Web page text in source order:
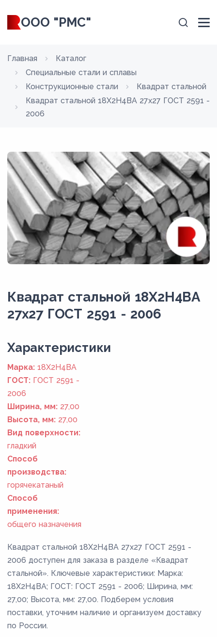
ООО "РМС"
Главная
Каталог
Специальные стали и сплавы
Конструкционные стали
Квадрат стальной
Квадрат стальной 18Х2Н4ВА 27x27 ГОСТ 2591 -
2006
Квадрат стальной 18Х2Н4ВА
27x27 ГОСТ 2591 - 2006
Xарактеристики
Марка: 18Х2Н4ВА
ГОСТ: ГОСТ 2591 -
2006
Ширина, мм: 27,00
Высота, мм: 27,00
Вид поверхности:
гладкий
Способ
производства:
горячекатаный
Способ
применения:
общего назначения
Квадрат стальной 18Х2Н4ВА 27x27 ГОСТ 2591 -
2006 доступен для заказа в разделе «Квадрат
стальной». Ключевые характеристики: Марка:
18Х2Н4ВА; ГОСТ: ГОСТ 2591 - 2006; Ширина, мм:
27,00; Высота, мм: 27,00. Подберем условия
поставки, уточним наличие и организуем доставку
по России.